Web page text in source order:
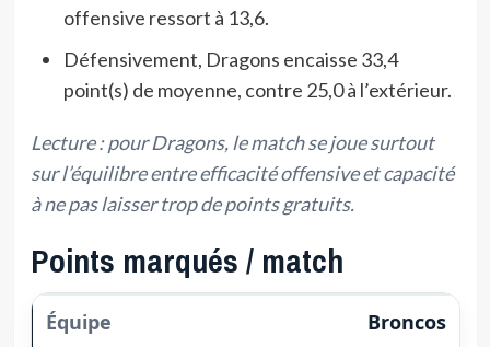
offensive ressort à 13,6.
Défensivement, Dragons encaisse 33,4
point(s) de moyenne, contre 25,0 à l’extérieur.
Lecture : pour Dragons, le match se joue surtout
sur l’équilibre entre efficacité offensive et capacité
à ne pas laisser trop de points gratuits.
Points marqués / match
Broncos